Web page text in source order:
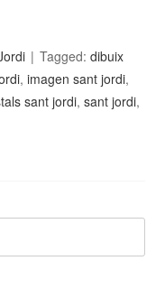
Tagged:dibuix
,imagen sant jordi,
sant jordi,sant jordi,